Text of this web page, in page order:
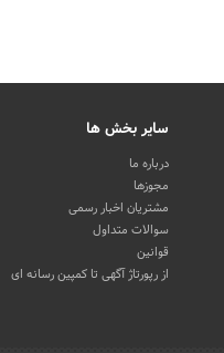
سایر بخش ها
درباره ما
مجوزها
مشتریان اخبار رسمی
سوالات متداول
قوانین
از رپورتاژ آگهی تا کمپین رسانه ای